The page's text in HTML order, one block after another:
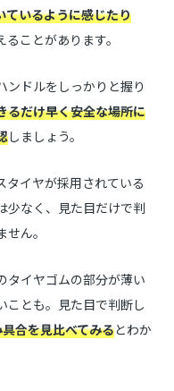
ているように感じたり
ことがあります。
ンドルをしっかりと握り
るだけ早く安全な場所に
しましょう。
タイヤが採用されている
少なく、見た目だけで判
ん。
タイヤゴムの部分が薄い
ことも。見た目で判断し
合を見比べてみるとわか